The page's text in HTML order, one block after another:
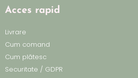
Acces rapid
Livrare
Cum comand
Cum plătesc
Securitate / GDPR